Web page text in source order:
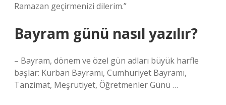
Ramazan geçirmenizi dilerim.”
Bayram günü nasıl yazılır?
– Bayram, dönem ve özel gün adları büyük harfle
başlar: Kurban Bayramı, Cumhuriyet Bayramı,
Tanzimat, Meşrutiyet, Öğretmenler Günü …